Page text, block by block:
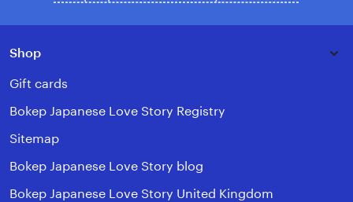
Shop
Gift cards
Bokep Japanese Love Story Registry
Sitemap
Bokep Japanese Love Story blog
Bokep Japanese Love Story United Kingdom